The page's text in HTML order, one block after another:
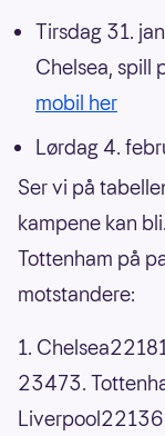
Tirsdag 31.
Chelsea, spill
mobil her
Lørdag 4.
Ser vi på
kampene kan
Tottenham på
motstandere:
1.
23473.